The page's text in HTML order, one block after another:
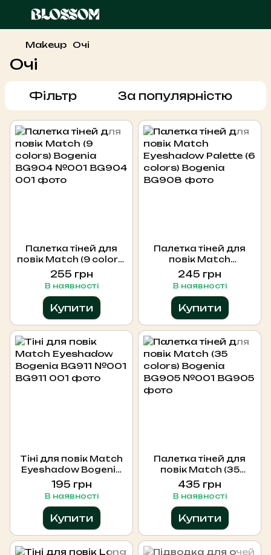
Makeup Очі
Очі
Фільтр За популярністю
Палетка тіней для
повік Match (9 colors)
Bogenia BG904 №001
255 грн
В наявності
Купити
Палетка тіней для
повік Match
Eyeshadow Palette (6
colors) Bogenia
245 грн
В наявності
Купити
Тіні для повік Match
Eyeshadow Bogenia
BG911 №001
195 грн
В наявності
Купити
Палетка тіней для
повік Match (35
colors) Bogenia
BG905 №001
435 грн
В наявності
Купити